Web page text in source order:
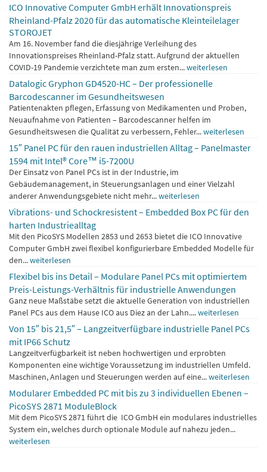
ICO Innovative Computer GmbH erhält Innovationspreis
Rheinland-Pfalz 2020 für das automatische Kleinteilelager
STOROJET
Am 16. November fand die diesjährige Verleihung des
Innovationspreises Rheinland-Pfalz statt. Aufgrund der aktuellen
COVID-19 Pandemie verzichtete man zum ersten...weiterlesen
Datalogic Gryphon GD4520-HC – Der professionelle
Barcodescanner im Gesundheitswesen
Patientenakten pflegen, Erfassung von Medikamenten und Proben,
Neuaufnahme von Patienten – Barcodescanner helfen im
Gesundheitswesen die Qualität zu verbessern, Fehler...weiterlesen
15″ Panel PC für den rauen industriellen Alltag – Panelmaster
1594 mit Intel® Core™ i5-7200U
Der Einsatz von Panel PCs ist in der Industrie, im
Gebäudemanagement, in Steuerungsanlagen und einer Vielzahl
anderer Anwendungsgebiete nicht mehr...weiterlesen
Vibrations- und Schockresistent – Embedded Box PC für den
harten Industriealltag
Mit den PicoSYS Modellen 2853 und 2653 bietet die ICO Innovative
Computer GmbH zwei flexibel konfigurierbare Embedded Modelle für
den...weiterlesen
Flexibel bis ins Detail – Modulare Panel PCs mit optimiertem
Preis-Leistungs-Verhältnis für industrielle Anwendungen
Ganz neue Maßstäbe setzt die aktuelle Generation von industriellen
Panel PCs aus dem Hause ICO aus Diez an der Lahn....weiterlesen
Von 15″ bis 21,5″ – Langzeitverfügbare industrielle Panel PCs
mit IP66 Schutz
Langzeitverfügbarkeit ist neben hochwertigen und erprobten
Komponenten eine wichtige Voraussetzung im industriellen Umfeld.
Maschinen, Anlagen und Steuerungen werden auf eine...weiterlesen
Modularer Embedded PC mit bis zu 3 individuellen Ebenen –
PicoSYS 2871 ModuleBlock
Mit dem PicoSYS 2871 führt die ICO GmbH ein modulares industrielles
System ein, welches durch optionale Module auf nahezu jeden...
weiterlesen